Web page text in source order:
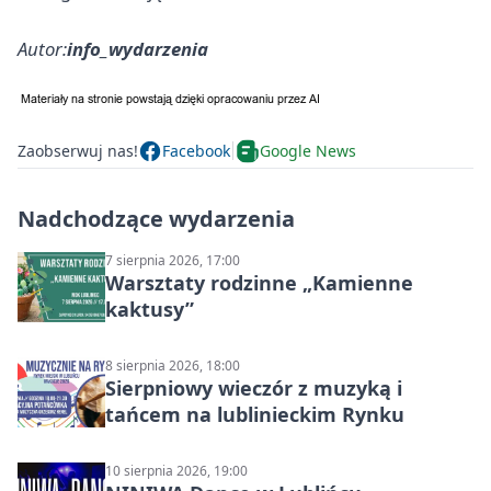
Autor:info_wydarzenia
Zaobserwuj nas! Facebook Google News
Nadchodzące wydarzenia
7 sierpnia 2026, 17:00
Warsztaty rodzinne „Kamienne
kaktusy”
8 sierpnia 2026, 18:00
Sierpniowy wieczór z muzyką i
tańcem na lublinieckim Rynku
10 sierpnia 2026, 19:00